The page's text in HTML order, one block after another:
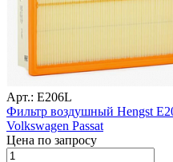
Арт.: E206L
Фильтр воздушный Hengst
Volkswagen Passat
Цена по запросу